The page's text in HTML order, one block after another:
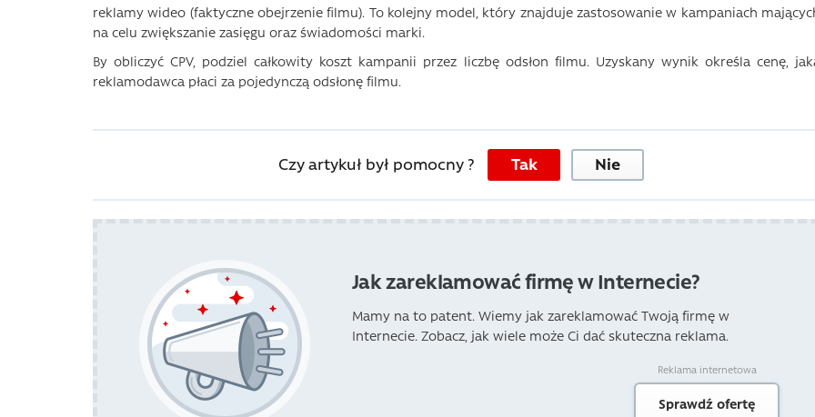
reklamy wideo (faktyczne obejrzenie filmu). To kolejny model, który znajduje zastosowanie w kampaniach
na celu zwiększanie zasięgu oraz świadomości marki.
By obliczyć CPV, podziel całkowity koszt kampanii przez liczbę odsłon filmu. Uzyskany wynik określa cenę,
reklamodawca płaci za pojedynczą odsłonę filmu.
Czy artykuł był pomocny ? Tak Nie
Jak zareklamować firmę w Internecie?
Mamy na to patent. Wiemy jak zareklamować Twoją firmę w
Internecie. Zobacz, jak wiele może Ci dać skuteczna reklama.
Reklama internetowa
Sprawdź ofertę